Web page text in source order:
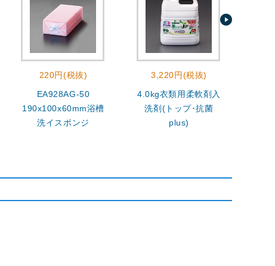
220円(税抜)
EA928AG-50
190x100x60mm浴槽
洗イスポンジ
3,220円(税抜)
4.0kg衣類用柔軟剤入
洗剤(トップ･抗菌
plus)